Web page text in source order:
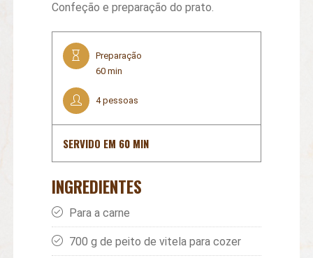
Confeção e preparação do prato.
Preparação
60 min
4 pessoas
SERVIDO EM 60 MIN
INGREDIENTES
Para a carne
700 g de peito de vitela para cozer